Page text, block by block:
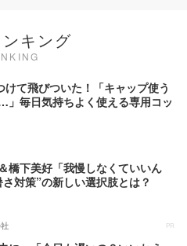
キング
けて飛びついた！「キャップ使う
」毎日気持ちよく使える専用コッ
橋下美好「我慢しなくていいん
対策”の新しい選択肢とは？
PR